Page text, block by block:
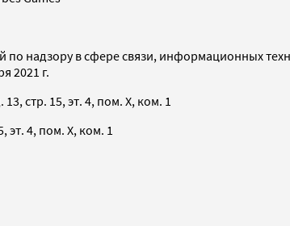
по надзору в сфере связи, информационных
2021 г.
стр. 15, эт. 4, пом. X, ком. 1
эт. 4, пом. X, ком. 1